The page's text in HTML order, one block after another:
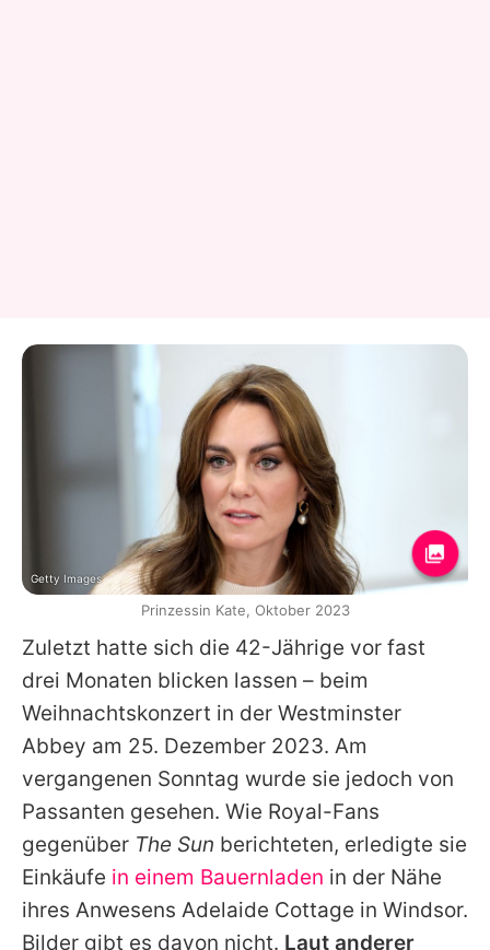
Zuletzt hatte sich die 42-Jährige vor fast
drei Monaten blicken lassen – beim
Weihnachtskonzert in der Westminster
Abbey am 25. Dezember 2023. Am
vergangenen Sonntag wurde sie jedoch von
Passanten gesehen. Wie Royal-Fans
gegenüber The Sun berichteten, erledigte sie
Einkäufe in einem Bauernladen in der Nähe
ihres Anwesens Adelaide Cottage in Windsor.
Bilder gibt es davon nicht. Laut anderer
Getty Images
Prinzessin Kate, Oktober 2023